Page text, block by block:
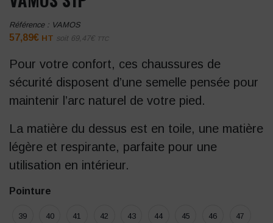
Référence : VAMOS
57,89€ HT soit 69,47€ TTC
Pour votre confort, ces chaussures de
sécurité disposent d’une semelle pensée pour
maintenir l’arc naturel de votre pied.
La matière du dessus est en toile, une matière
légère et respirante, parfaite pour une
utilisation en intérieur.
Pointure
39 40 41 42 43 44 45 46 47